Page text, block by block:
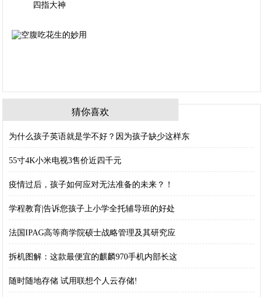
猜你喜欢
为什么孩子英语就是学不好？因为孩子缺少这样东
55寸4K小米电视3售价近四千元
疫情过后，孩子如何应对无法准备的未来？！
学程教育|告诉您孩子上小学全托辅导班的好处
法国IPAG高等商学院硕士战略管理及其研究应
拆机图解：这款最便宜的麒麟970手机内部长这
随时随地存储 试用联想个人云存储!